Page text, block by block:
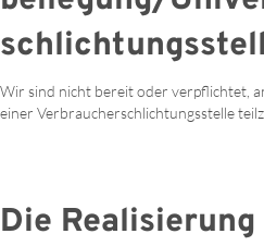
Wir sind nicht bereit oder verpflichtet,
einer Verbraucherschlichtungsstelle
Die Realisierung